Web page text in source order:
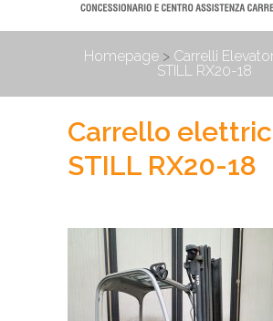
Homepage > Carrelli
STILL RX20-18
Carrello
STILL RX20-18